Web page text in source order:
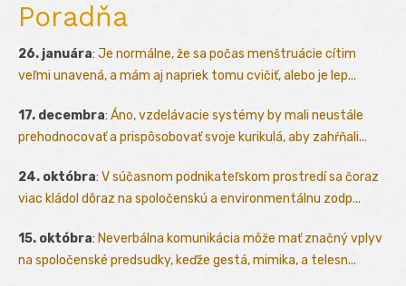
Poradňa
26. januára: Je normálne, že sa počas menštruácie cítim
veľmi unavená, a mám aj napriek tomu cvičiť, alebo je lep...
17. decembra: Áno, vzdelávacie systémy by mali neustále
prehodnocovať a prispôsobovať svoje kurikulá, aby zahŕňali...
24. októbra: V súčasnom podnikateľskom prostredí sa čoraz
viac kládol dôraz na spoločenskú a environmentálnu zodp...
15. októbra: Neverbálna komunikácia môže mať značný vplyv
na spoločenské predsudky, keďže gestá, mimika, a telesn...